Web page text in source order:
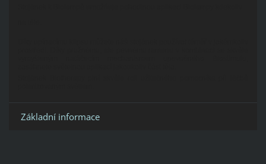
Základní informace